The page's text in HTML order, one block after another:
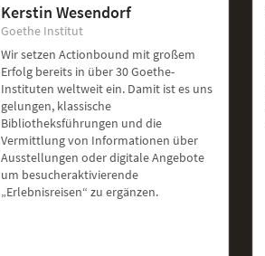
Kerstin Wesendorf
Goethe Institut
Wir setzen Actionbound mit großem
Erfolg bereits in über 30 Goethe-
Instituten weltweit ein. Damit ist es uns
gelungen, klassische
Bibliotheksführungen und die
Vermittlung von Informationen über
Ausstellungen oder digitale Angebote
um besucheraktivierende
„Erlebnisreisen“ zu ergänzen.